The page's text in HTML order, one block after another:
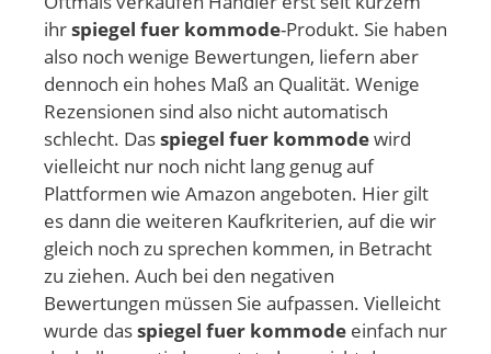
ihrspiegel fuer kommode-Produkt. Sie haben
also noch wenige Bewertungen, liefern aber
dennoch ein hohes Maß an Qualität. Wenige
Rezensionen sind also nicht automatisch
schlecht. Dasspiegel fuer kommodewird
vielleicht nur noch nicht lang genug auf
Plattformen wie Amazon angeboten. Hier gilt
es dann die weiteren Kaufkriterien, auf die wir
gleich noch zu sprechen kommen, in Betracht
zu ziehen. Auch bei den negativen
Bewertungen müssen Sie aufpassen. Vielleicht
wurde dasspiegel fuer kommode einfach nur